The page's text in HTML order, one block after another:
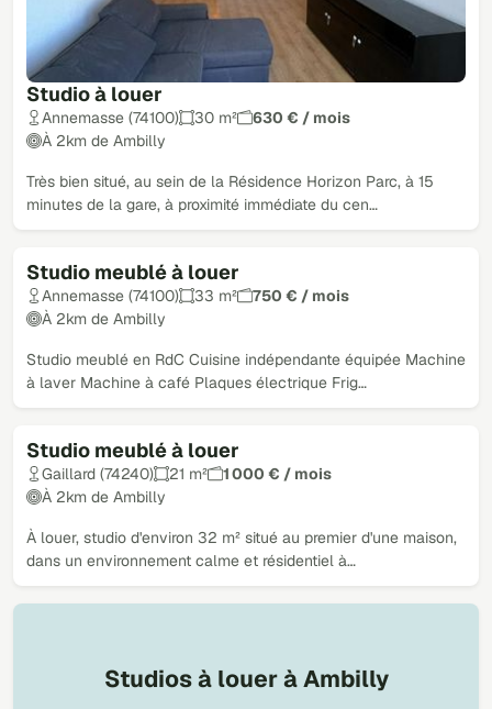
Studio à louer
Annemasse (74100) 30 m²
630 € / mois
À 2km de Ambilly
Très bien situé, au sein de la Résidence Horizon Parc, à 15
minutes de la gare, à proximité immédiate du cen…
Studio meublé à louer
Loué
Annemasse (74100) 33 m²
750 € / mois
À 2km de Ambilly
Studio meublé en RdC Cuisine indépendante équipée Machine
à laver Machine à café Plaques électrique Frig…
Studio meublé à louer
Loué
Gaillard (74240) 21 m²
1 000 € / mois
À 2km de Ambilly
À louer, studio d'environ 32 m² situé au premier d'une maison,
dans un environnement calme et résidentiel à…
Studios à louer à Ambilly